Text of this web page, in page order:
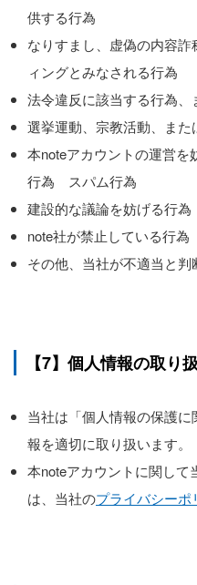
供する行為
なりすまし、虚偽の内容
ィングとみなされる行為
法令違反に該当する行為
選挙運動、宗教活動、ま
本noteアカウントの運営
行為 スパム行為
建設的な議論を妨げる行為
note社が禁止している行為
その他、当社が不適当と判
【7】個人情報の取り
当社は「個人情報の保護
報を適切に取り扱います。
本noteアカウントに関して
は、当社のプライバシーポ